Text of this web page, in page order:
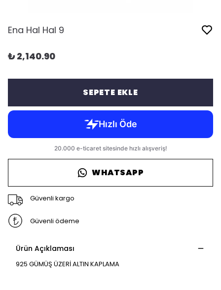
Ena Hal Hal 9
₺ 2,140.90
SEPETE EKLE
WHATSAPP
Güvenli kargo
Güvenli ödeme
Ürün Açıklaması
925 GÜMÜŞ ÜZERİ ALTIN KAPLAMA